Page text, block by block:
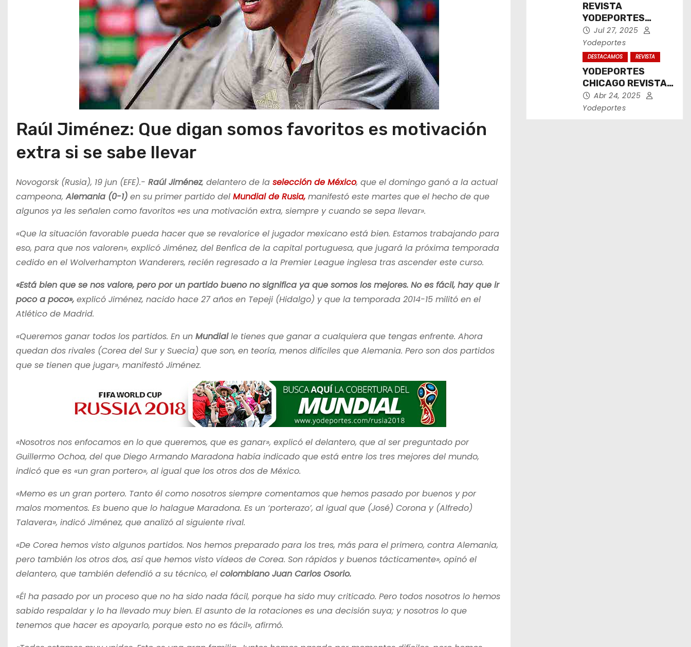
Raúl Jiménez: Que digan somos favoritos es motivación
extra si se sabe llevar
Novogorsk (Rusia), 19 jun (EFE).- Raúl Jiménez, delantero de la selección de México, que el domingo ganó a la actual
campeona, Alemania (0-1) en su primer partido del Mundial de Rusia, manifestó este martes que el hecho de que
algunos ya les señalen como favoritos «es una motivación extra, siempre y cuando se sepa llevar».
«Que la situación favorable pueda hacer que se revalorice el jugador mexicano está bien. Estamos trabajando para
eso, para que nos valoren», explicó Jiménez, del Benfica de la capital portuguesa, que jugará la próxima temporada
cedido en el Wolverhampton Wanderers, recién regresado a la Premier League inglesa tras ascender este curso.
«Está bien que se nos valore, pero por un partido bueno no significa ya que somos los mejores. No es fácil, hay que ir
poco a poco», explicó Jiménez, nacido hace 27 años en Tepeji (Hidalgo) y que la temporada 2014-15 militó en el
Atlético de Madrid.
«Queremos ganar todos los partidos. En un Mundialle tienes que ganar a cualquiera que tengas enfrente. Ahora
quedan dos rivales (Corea del Sur y Suecia) que son, en teoría, menos difíciles que Alemania. Pero son dos partidos
que se tienen que jugar», manifestó Jiménez.
«Nosotros nos enfocamos en lo que queremos, que es ganar», explicó el delantero, que al ser preguntado por
Guillermo Ochoa, del que Diego Armando Maradona había indicado que está entre los tres mejores del mundo,
indicó que es «un gran portero», al igual que los otros dos de México.
«Memo es un gran portero. Tanto él como nosotros siempre comentamos que hemos pasado por buenos y por
malos momentos. Es bueno que lo halague Maradona. Es un ‘porterazo’, al igual que (José) Corona y (Alfredo)
Talavera», indicó Jiménez, que analizó al siguiente rival.
«De Corea hemos visto algunos partidos. Nos hemos preparado para los tres, más para el primero, contra Alemania,
pero también los otros dos, así que hemos visto vídeos de Corea. Son rápidos y buenos tácticamente», opinó el
delantero, que también defendió a su técnico, el colombiano Juan Carlos Osorio.
«Él ha pasado por un proceso que no ha sido nada fácil, porque ha sido muy criticado. Pero todos nosotros lo hemos
sabido respaldar y lo ha llevado muy bien. El asunto de la rotaciones es una decisión suya; y nosotros lo que
tenemos que hacer es apoyarlo, porque esto no es fácil», afirmó.
REVISTA
YODEPORTES
CHICAGO JULIO
2025
Jul 27, 2025
Yodeportes
DESTACAMOS REVISTA
YODEPORTES
CHICAGO REVISTA
IMPRESA ABRIL
2025
Abr 24, 2025
Yodeportes